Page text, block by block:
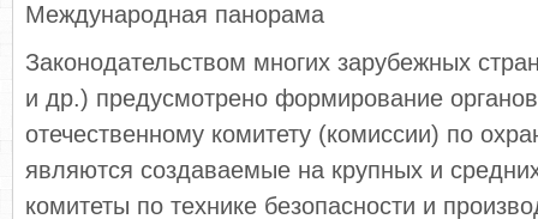
Международная панорама
Законодательством многих зарубежных
и др.) предусмотрено формирование
отечественному комитету (комиссии) по
являются создаваемые на крупных и
комитеты по технике безопасности и